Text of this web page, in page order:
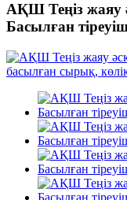
АҚШ Теңіз жаяу
Басылған